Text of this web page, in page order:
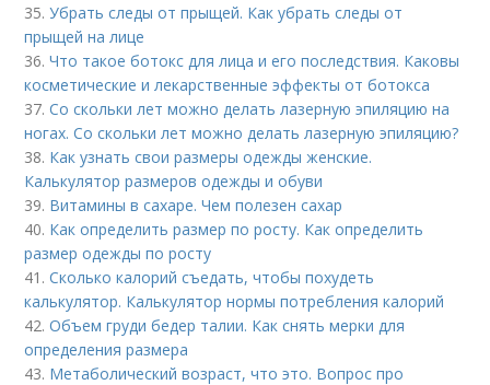
35.Убрать следы от прыщей. Как убрать следы от
прыщей на лице
36.Что такое ботокс для лица и его последствия. Каковы
косметические и лекарственные эффекты от ботокса
37.Со скольки лет можно делать лазерную эпиляцию на
ногах. Со скольки лет можно делать лазерную эпиляцию?
38. Как узнать свои размеры одежды женские.
Калькулятор размеров одежды и обуви
39. Витамины в сахаре. Чем полезен сахар
40. Как определить размер по росту. Как определить
размер одежды по росту
41.Сколько калорий съедать, чтобы похудеть
калькулятор. Калькулятор нормы потребления калорий
42.Объем груди бедер талии. Как снять мерки для
определения размера
43. Метаболический возраст, что это. Вопрос про